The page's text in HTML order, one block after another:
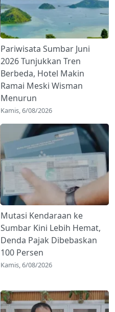
Pariwisata Sumbar Juni
2026 Tunjukkan Tren
Berbeda, Hotel Makin
Ramai Meski Wisman
Menurun
Kamis, 6/08/2026
Mutasi Kendaraan ke
Sumbar Kini Lebih Hemat,
Denda Pajak Dibebaskan
100 Persen
Kamis, 6/08/2026